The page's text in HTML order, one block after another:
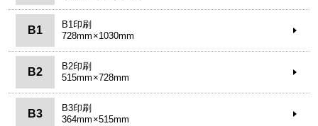
B1
B1印刷
728mm×1030mm
B2
B2印刷
515mm×728mm
B3
B3印刷
364mm×515mm